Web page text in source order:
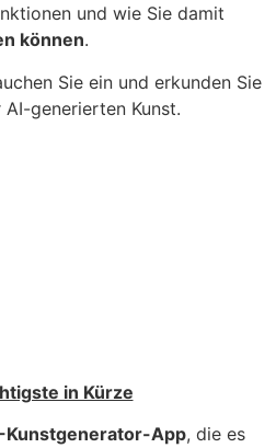
und wie Sie damit
können.
Sie ein und erkunden Sie
generierten Kunst.
in Kürze
Kunstgenerator-App, die es